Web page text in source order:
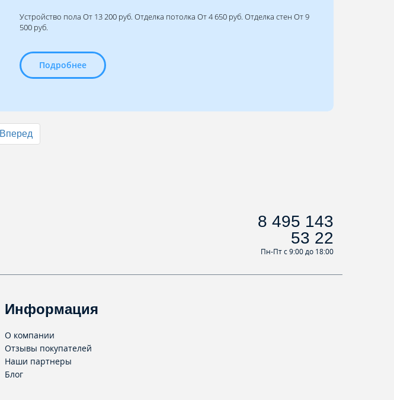
Устройство пола От 13 200 руб. Отделка потолка От 4 650 руб. Отделка стен От 9
500 руб.
Подробнее
Вперед
8 495 143
53 22
Пн-Пт с 9:00 до 18:00
Информация
О компании
Отзывы покупателей
Наши партнеры
Блог